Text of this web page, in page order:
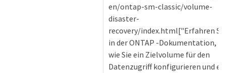
en/ontap-sm-classic/volume-
disaster-
recovery/index.html["Erfahren Sie
in der ONTAP -Dokumentation,
wie Sie ein Zielvolume für den
Datenzugriff konfigurieren und